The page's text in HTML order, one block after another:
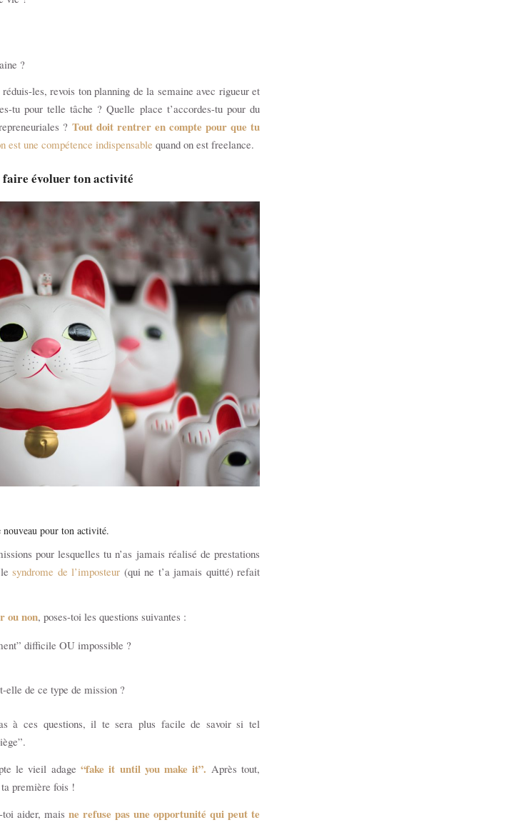
?
les, revois ton planning de la semaine avec rigueur et
tu pour telle tâche ? Quelle place t’accordes-tu pour du
? Tout doit rentrer en compte pour que tu
est une compétence indispensable quand on est freelance.
évoluer ton activité
nouveau pour ton activité.
pour lesquelles tu n’as jamais réalisé de prestations
lesyndrome de l’imposteur (qui ne t’a jamais quitté) refait
ou non, poses-toi les questions suivantes :
difficile OU impossible ?
elle de ce type de mission ?
à ces questions, il te sera plus facile de savoir si tel
le vieil adage“fake it until you make it”. Après tout,
ta première fois !
aider, mais ne refuse pas une opportunité qui peut te